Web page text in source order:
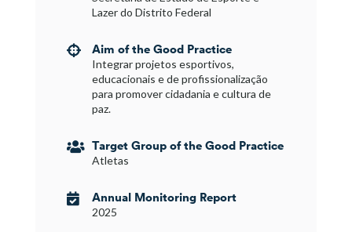
Lazer do Distrito Federal
 Aim of the Good Practice
Integrar projetos esportivos,
educacionais e de profissionalização
para promover cidadania e cultura de
paz.
 Target Group of the Good Practice
Atletas
 Annual Monitoring Report
2025